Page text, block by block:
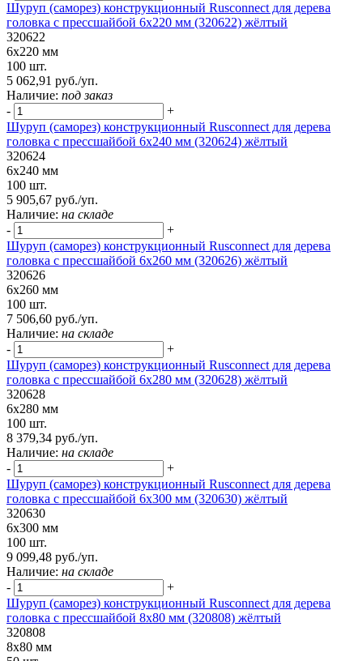
Шуруп (саморез) конструкционный Rusconnect для дерева
головка с прессшайбой 6х220 мм (320622) жёлтый
320622
6х220 мм
100 шт.
5 062,91 руб./уп.
Наличие: под заказ
-
+
Шуруп (саморез) конструкционный Rusconnect для дерева
головка с прессшайбой 6х240 мм (320624) жёлтый
320624
6х240 мм
100 шт.
5 905,67 руб./уп.
Наличие: на складе
-
+
Шуруп (саморез) конструкционный Rusconnect для дерева
головка с прессшайбой 6х260 мм (320626) жёлтый
320626
6х260 мм
100 шт.
7 506,60 руб./уп.
Наличие: на складе
-
+
Шуруп (саморез) конструкционный Rusconnect для дерева
головка с прессшайбой 6х280 мм (320628) жёлтый
320628
6х280 мм
100 шт.
8 379,34 руб./уп.
Наличие: на складе
-
+
Шуруп (саморез) конструкционный Rusconnect для дерева
головка с прессшайбой 6х300 мм (320630) жёлтый
320630
6х300 мм
100 шт.
9 099,48 руб./уп.
Наличие: на складе
-
+
Шуруп (саморез) конструкционный Rusconnect для дерева
головка с прессшайбой 8х80 мм (320808) жёлтый
320808
8х80 мм